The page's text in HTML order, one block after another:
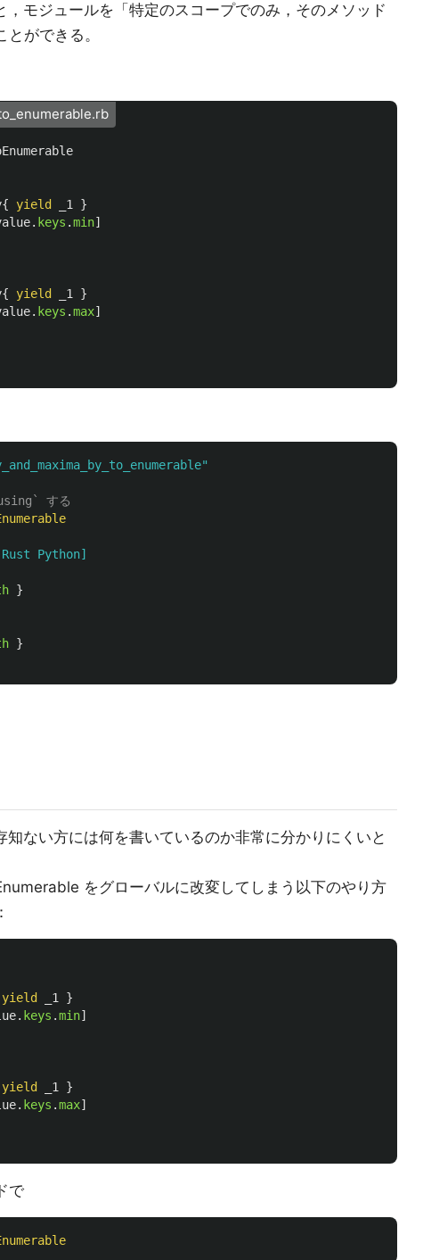
モジュールを「特定のスコープでのみ，そのメソッド
ができる。
{ yield _1
}
. keys .min]
{ yield _1
}
. keys .max]
する
Python]
}
}
ない方には何を書いているのか非常に分かりにくいと
をグローバルに改変してしまう以下のやり方
yield _1
}
. keys .min]
yield _1
}
. keys .max]
で